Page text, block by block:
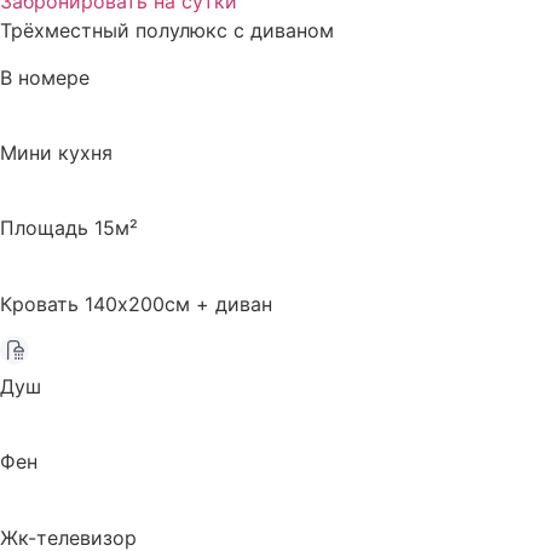
Трёхместный полулюкс с диваном
В номере
Мини кухня
Площадь 15м²
Кровать 140х200см + диван
Душ
Фен
Жк-телевизор